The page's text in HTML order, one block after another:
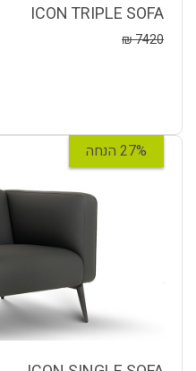
ICON TRIPLE SOFA
7420
₪
27% הנחה